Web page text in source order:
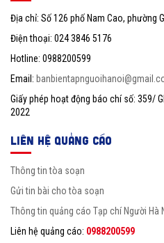
Địa chỉ: Số 126 phố Nam Cao, phường
Điện thoại: 024 3846 5176
Hotline: 0988200599
Email:
Giấy phép hoạt động báo chí số: 359/
2022
LIÊN HỆ QUẢNG CÁO
Thông tin tòa soạn
Gửi tin bài cho tòa soạn
Thông tin quảng cáo Tạp chí Người Hà
Liên hệ quảng cáo: 0988200599